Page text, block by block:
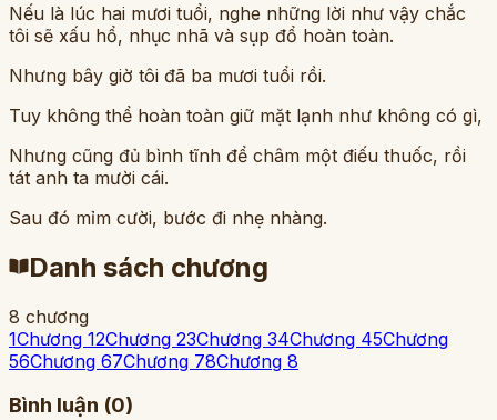
Nếu là lúc hai mươi tuổi, nghe những lời như vậy chắc
tôi sẽ xấu hổ, nhục nhã và sụp đổ hoàn toàn.
Nhưng bây giờ tôi đã ba mươi tuổi rồi.
Tuy không thể hoàn toàn giữ mặt lạnh như không có gì,
Nhưng cũng đủ bình tĩnh để châm một điếu thuốc, rồi
tát anh ta mười cái.
Sau đó mỉm cười, bước đi nhẹ nhàng.
Danh sách chương
8 chương
1Chương 12Chương 23Chương 34Chương 45Chương
56Chương 67Chương 78Chương 8
Bình luận (0)